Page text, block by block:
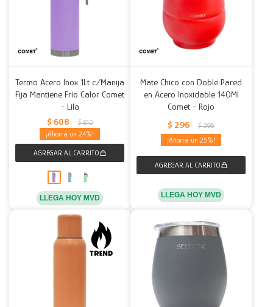
Termo Acero Inox 1Lt c/Manija
Fija Mantiene Frío Calor Comet
- Lila
$ 608 $ 810
24
LLEGA HOY MVD
Mate Chico con Doble Pared
en Acero Inoxidable 140Ml
Comet - Rojo
$ 296 $ 395
25
LLEGA HOY MVD